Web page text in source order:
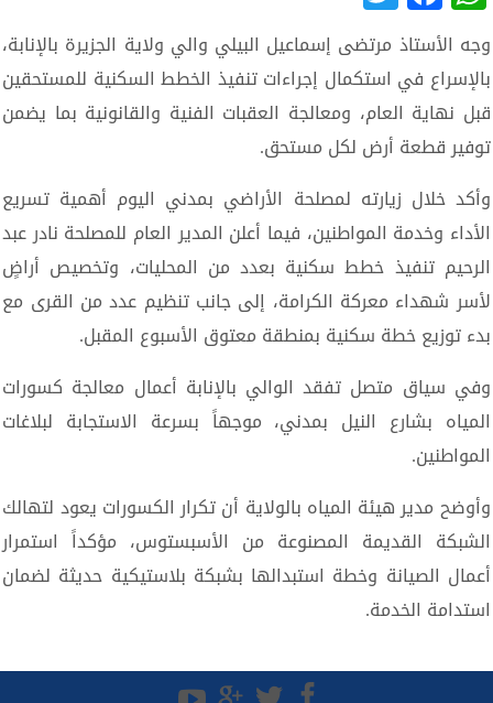
وجه الأستاذ مرتضى إسماعيل البيلي والي ولاية الجزيرة بالإنابة،
بالإسراع في استكمال إجراءات تنفيذ الخطط السكنية للمستحقين
قبل نهاية العام، ومعالجة العقبات الفنية والقانونية بما يضمن
توفير قطعة أرض لكل مستحق.
وأكد خلال زيارته لمصلحة الأراضي بمدني اليوم أهمية تسريع
الأداء وخدمة المواطنين، فيما أعلن المدير العام للمصلحة نادر عبد
الرحيم تنفيذ خطط سكنية بعدد من المحليات، وتخصيص أراضٍ
لأسر شهداء معركة الكرامة، إلى جانب تنظيم عدد من القرى مع
بدء توزيع خطة سكنية بمنطقة معتوق الأسبوع المقبل.
وفي سياق متصل تفقد الوالي بالإنابة أعمال معالجة كسورات
المياه بشارع النيل بمدني، موجهاً بسرعة الاستجابة لبلاغات
المواطنين.
وأوضح مدير هيئة المياه بالولاية أن تكرار الكسورات يعود لتهالك
الشبكة القديمة المصنوعة من الأسبستوس، مؤكداً استمرار
أعمال الصيانة وخطة استبدالها بشبكة بلاستيكية حديثة لضمان
استدامة الخدمة.